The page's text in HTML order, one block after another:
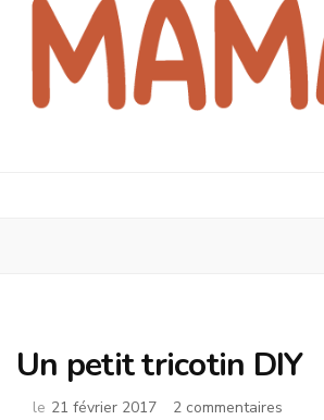
Un petit tricotin DIY
le 21 février 2017 2 commentaires